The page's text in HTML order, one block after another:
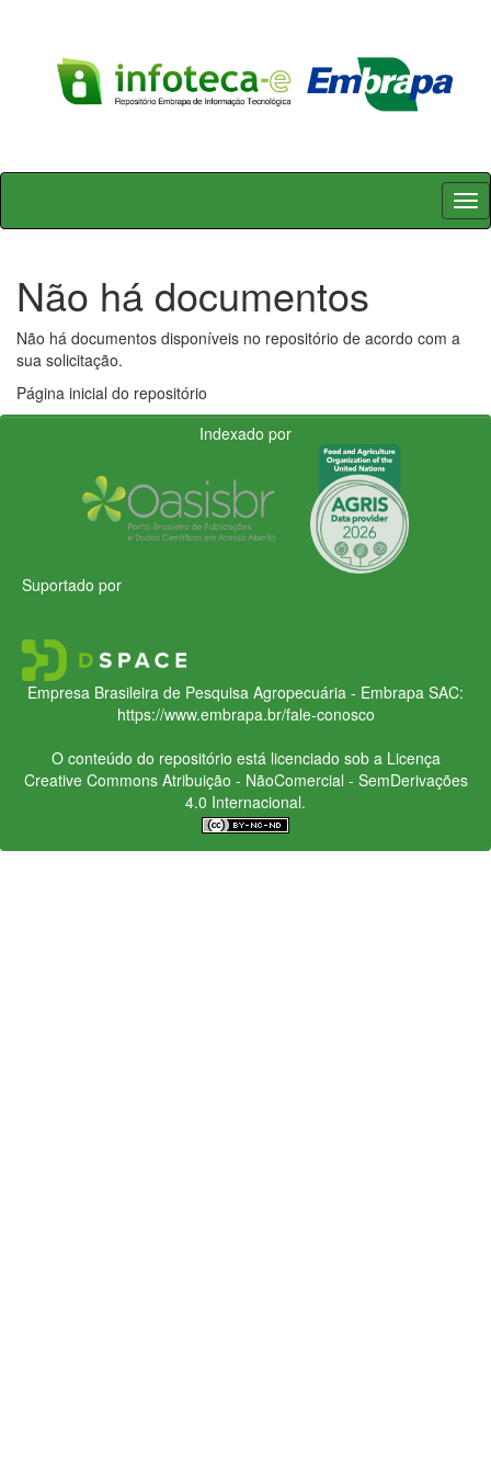
Skip
Não há documentos
Não há documentos disponíveis no repositório de acordo com a
sua solicitação.
Página inicial do repositório
Indexado por
Suportado por
Empresa Brasileira de Pesquisa Agropecuária - Embrapa SAC:
https://www.embrapa.br/fale-conosco
O conteúdo do repositório está licenciado sob a Licença
Creative CommonsAtribuição - NãoComercial - SemDerivações
4.0 Internacional.